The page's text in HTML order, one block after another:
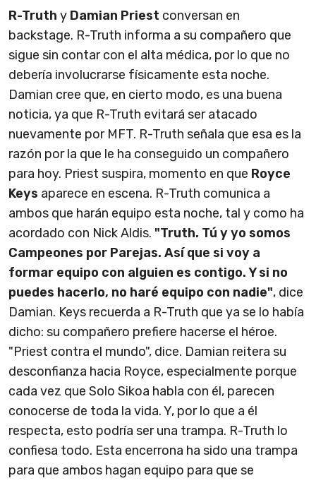
R-Truth y Damian Priest conversan en
backstage. R-Truth informa a su compañero que
sigue sin contar con el alta médica, por lo que no
debería involucrarse físicamente esta noche.
Damian cree que, en cierto modo, es una buena
noticia, ya que R-Truth evitará ser atacado
nuevamente por MFT. R-Truth señala que esa es la
razón por la que le ha conseguido un compañero
para hoy. Priest suspira, momento en que Royce
Keys aparece en escena. R-Truth comunica a
ambos que harán equipo esta noche, tal y como ha
acordado con Nick Aldis. "Truth. Tú y yo somos
Campeones por Parejas. Así que si voy a
formar equipo con alguien es contigo. Y si no
puedes hacerlo, no haré equipo con nadie", dice
Damian. Keys recuerda a R-Truth que ya se lo había
dicho: su compañero prefiere hacerse el héroe.
"Priest contra el mundo", dice. Damian reitera su
desconfianza hacia Royce, especialmente porque
cada vez que Solo Sikoa habla con él, parecen
conocerse de toda la vida. Y, por lo que a él
respecta, esto podría ser una trampa. R-Truth lo
confiesa todo. Esta encerrona ha sido una trampa
para que ambos hagan equipo para que se